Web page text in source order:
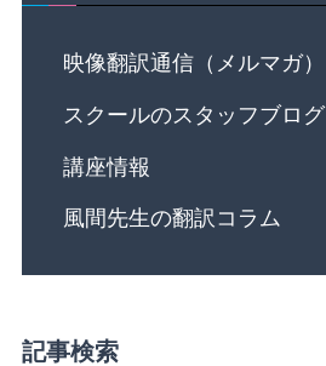
映像翻訳通信（メルマガ）
スクールのスタッフブログ
講座情報
風間先生の翻訳コラム
記事検索